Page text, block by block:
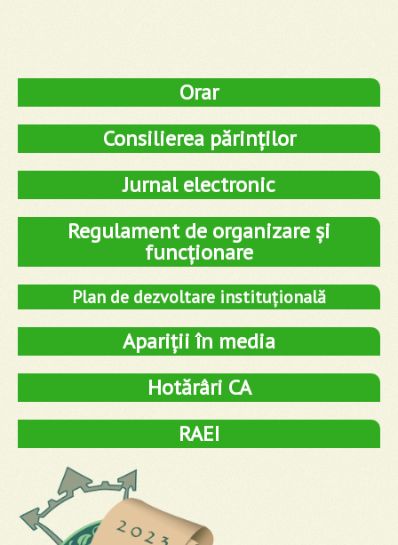
Orar
Consilierea părinților
Jurnal electronic
Regulament de organizare și
funcționare
Plan de dezvoltare instituțională
Apariții în media
Hotărâri CA
RAEI